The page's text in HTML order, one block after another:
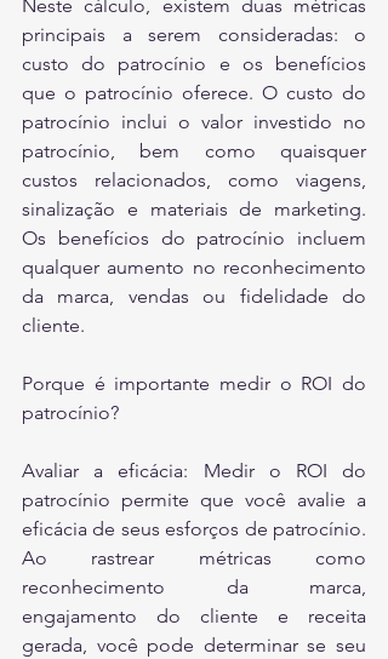
Neste cálculo, existem duas métricas
principais a serem consideradas: o
custo do patrocínio e os benefícios
que o patrocínio oferece. O custo do
patrocínio inclui o valor investido no
patrocínio, bem como quaisquer
custos relacionados, como viagens,
sinalização e materiais de marketing.
Os benefícios do patrocínio incluem
qualquer aumento no reconhecimento
da marca, vendas ou fidelidade do
cliente.
Porque é importante medir o ROI do
patrocínio?
Avaliar a eficácia: Medir o ROI do
patrocínio permite que você avalie a
eficácia de seus esforços de patrocínio.
Ao rastrear métricas como
reconhecimento da marca,
engajamento do cliente e receita
gerada, você pode determinar se seu